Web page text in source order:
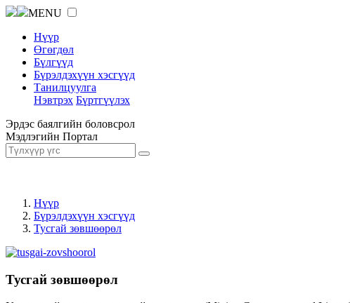
MENU
Нүүр
Өгөгдөл
Бүлгүүд
Бүрэлдэхүүн хэсгүүд
Танилцуулга
Нэвтрэх Бүртгүүлэх
Эрдэс баялгийн боловсрол
Мэдлэгийн Портал
Нүүр
Бүрэлдэхүүн хэсгүүд
Тусгай зөвшөөрөл
Тусгай зөвшөөрөл